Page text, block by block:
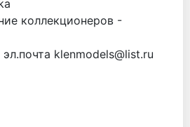
коллекционеров -
klenmodels@list.ru